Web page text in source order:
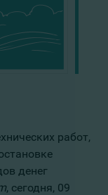
работ,
денег
, сегодня, 09